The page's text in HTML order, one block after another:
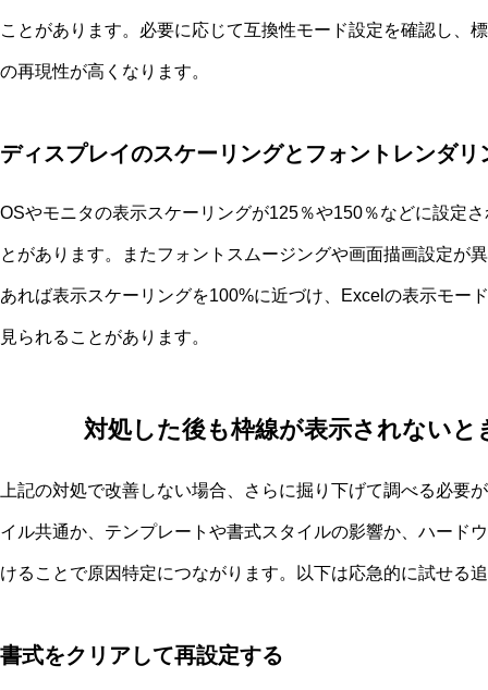
ことがあります。必要に応じて互換性モード設定を確認し、
の再現性が高くなります。
ディスプレイのスケーリングとフォントレンダリ
OSやモニタの表示スケーリングが125％や150％などに設定
とがあります。またフォントスムージングや画面描画設定が
あれば表示スケーリングを100%に近づけ、Excelの表示モー
見られることがあります。
対処した後も枠線が表示されないと
上記の対処で改善しない場合、さらに掘り下げて調べる必要
イル共通か、テンプレートや書式スタイルの影響か、ハード
けることで原因特定につながります。以下は応急的に試せる
書式をクリアして再設定する